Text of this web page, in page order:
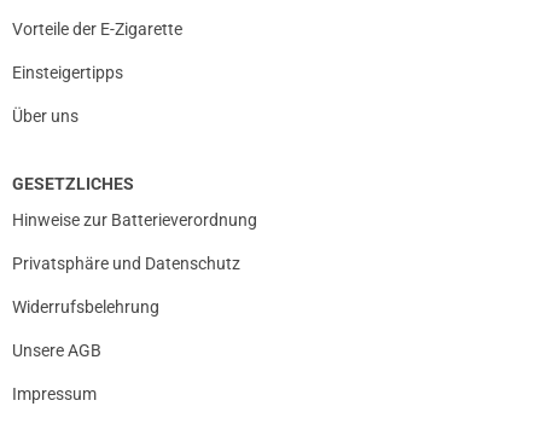
Vorteile der E-Zigarette
Einsteigertipps
Über uns
GESETZLICHES
Hinweise zur Batterieverordnung
Privatsphäre und Datenschutz
Widerrufsbelehrung
Unsere AGB
Impressum